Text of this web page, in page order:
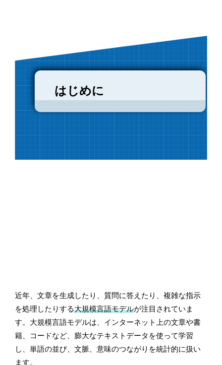
はじめに
近年、文章を生成したり、質問に答えたり、複雑な指示
を処理したりする大規模言語モデルが注目されていま
す。大規模言語モデルは、インターネット上の文章や書
籍、コードなど、膨大なテキストデータを使って学習
し、単語の並び、文脈、意味のつながりを統計的に扱い
ます。